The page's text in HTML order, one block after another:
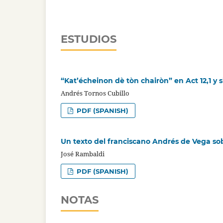
ESTUDIOS
“Kat’écheinon dè tòn chairòn” en Act 12,1 y
Andrés Tornos Cubillo
PDF (SPANISH)
Un texto del franciscano Andrés de Vega
José Rambaldi
PDF (SPANISH)
NOTAS